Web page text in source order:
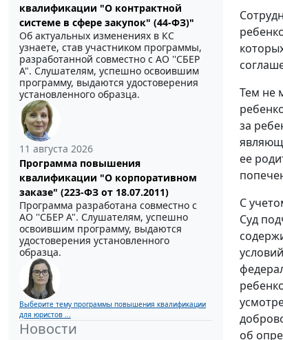
квалификации "О контрактной
системе в сфере закупок" (44-ФЗ)"
Об актуальных изменениях в КС
узнаете, став участником программы,
разработанной совместно с АО ''СБЕР
А". Слушателям, успешно освоившим
программу, выдаются удостоверения
установленного образца.
11 августа 2026
Программа повышения
квалификации "О корпоративном
заказе" (223-ФЗ от 18.07.2011)
Программа разработана совместно с
АО ''СБЕР А". Слушателям, успешно
освоившим программу, выдаются
удостоверения установленного
образца.
Выберите тему программы повышения квалификации
для юристов ...
Новости
Тем не
за
ее
С
Суд
об